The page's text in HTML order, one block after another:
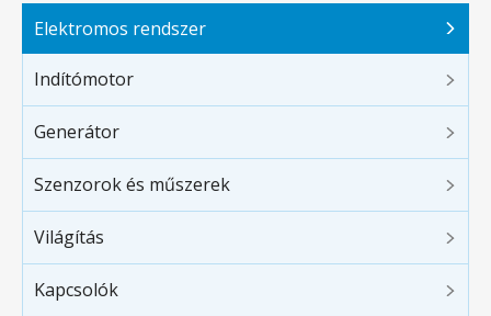
Elektromos rendszer
Indítómotor
Generátor
Szenzorok és műszerek
Világítás
Kapcsolók